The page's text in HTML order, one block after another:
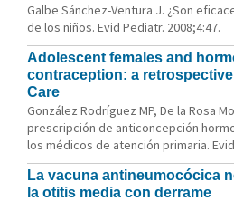
Galbe Sánchez-Ventura J. ¿Son
de los niños. Evid Pediatr. 2008;4:47.
Adolescent females and
contraception: a
Care
González Rodríguez MP, De la Rosa
prescripción de anticoncepción
los médicos de atención primaria.
La vacuna antineumocócica
la otitis media con derrame